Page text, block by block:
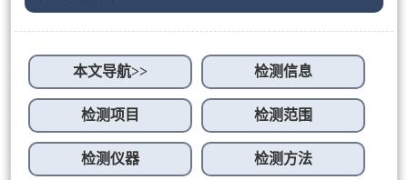
本文导航>> 检测信息
检测项目 检测范围
检测仪器 检测方法